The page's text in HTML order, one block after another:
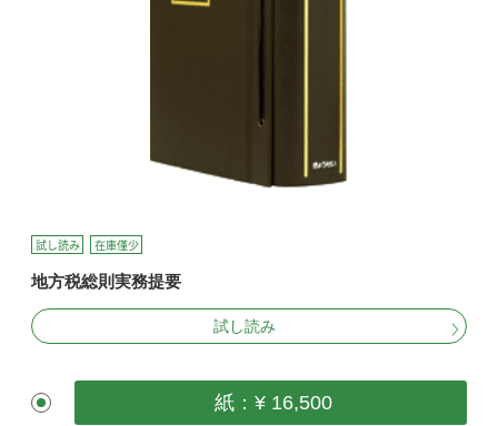
試し読み 在庫僅少
地方税総則実務提要
試し読み
紙：¥ 16,500